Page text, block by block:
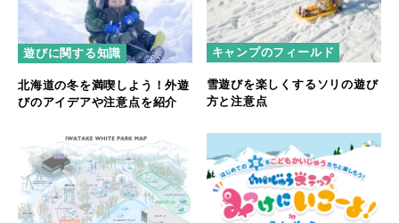
遊びに関する知識
北海道の冬を満喫しよう！外遊
びのアイデアや注意点を紹介
キャンプのフィールド
雪遊びを楽しくするソリの遊び
方と注意点